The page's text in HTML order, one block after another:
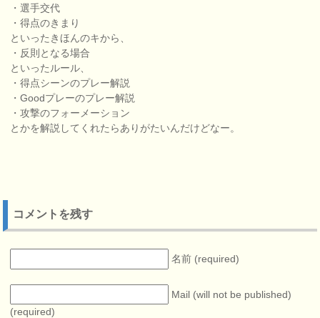
・選手交代
・得点のきまり
といったきほんのキから、
・反則となる場合
といったルール、
・得点シーンのプレー解説
・Goodプレーのプレー解説
・攻撃のフォーメーション
とかを解説してくれたらありがたいんだけどなー。
コメントを残す
名前 (required)
Mail (will not be published)
(required)